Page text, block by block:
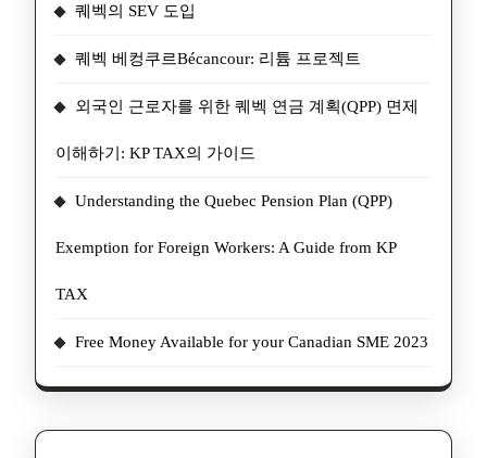
퀘벡의 SEV 도입
퀘벡 베컹쿠르Bécancour: 리튬 프로젝트
외국인 근로자를 위한 퀘벡 연금 계획(QPP) 면제
이해하기: KP TAX의 가이드
Understanding the Quebec Pension Plan (QPP)
Exemption for Foreign Workers: A Guide from KP
TAX
Free Money Available for your Canadian SME 2023